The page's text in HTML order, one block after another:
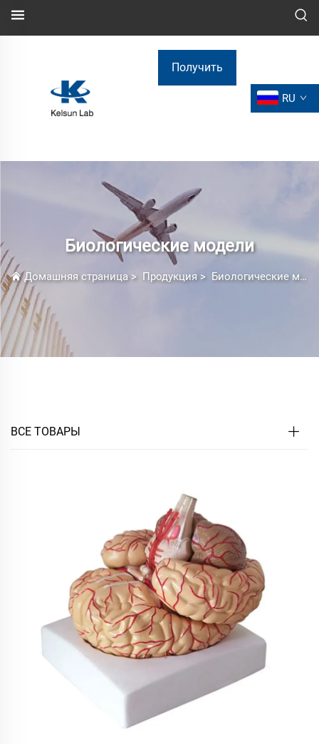
Получить
RU
Биологические модели
Домашняя страница> Продукция> Биологические модели
ВСЕ ТОВАРЫ